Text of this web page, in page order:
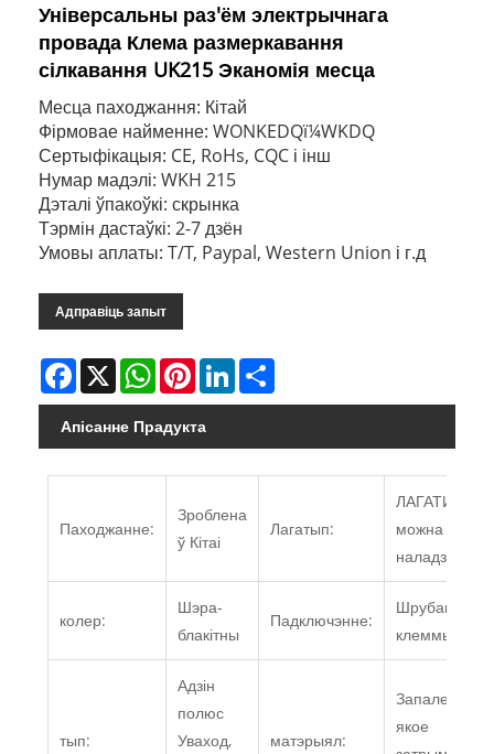
Універсальны раз'ём электрычнага
провада Клема размеркавання
сілкавання UK215 Эканомія месца
Месца паходжання: Кітай
Фірмовае найменне: WONKEDQï¼WKDQ
Сертыфікацыя: CE, RoHs, CQC і інш
Нумар мадэлі: WKH 215
Дэталі ўпакоўкі: скрынка
Тэрмін дастаўкі: 2-7 дзён
Умовы аплаты: T/T, Paypal, Western Union і г.д
Адправіць запыт
Facebook
X WhatsAppPinterestLinkedIn
Апісанне Прадукта
Паходжанне:
Зроблена
ў Кітаі
Лагатып:
ЛАГАТИП
можна
наладзіць
колер:
Шэра-
блакітны
Падключэнне:
Шрубавыя
клеммы
тып:
Адзін
полюс
Уваход,
матэрыял:
Запаленне,
якое